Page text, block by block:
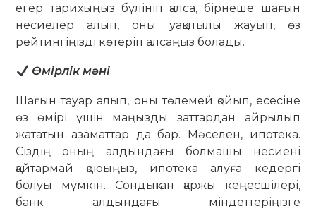
егер тарихыңыз бүлініп қалса, бірнеше шағын
несиелер алып, оны уақытылы жауып, өз
рейтингіңізді көтеріп алсаңыз болады.
Өмірлік мәні
Шағын тауар алып, оны төлемей қойып, есесіне
өз өмірі үшін маңызды заттардан айрылып
жататын азаматтар да бар. Мәселен, ипотека.
Сіздің оның алдындағы болмашы несиені
қайтармай қоюыңыз, ипотека алуға кедергі
болуы мүмкін. Сондықтан қаржы кеңесшілері,
банк алдындағы міндеттеріңізге